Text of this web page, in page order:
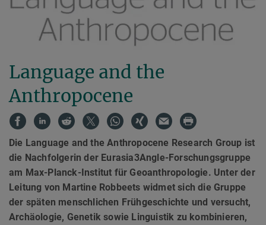
Language and the
Anthropocene
Die Language and the Anthropocene Research Group ist
die Nachfolgerin der Eurasia3Angle-Forschungsgruppe
am Max-Planck-Institut für Geoanthropologie. Unter der
Leitung von Martine Robbeets widmet sich die Gruppe
der späten menschlichen Frühgeschichte und versucht,
Archäologie, Genetik sowie Linguistik zu kombinieren,